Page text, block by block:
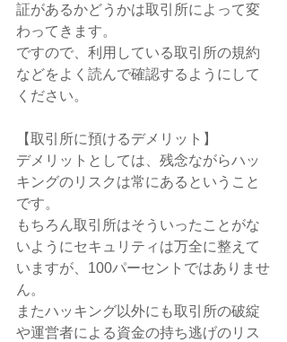
証があるかどうかは取引所によって変
わってきます。
ですので、利用している取引所の規約
などをよく読んで確認するようにして
ください。
【取引所に預けるデメリット】
デメリットとしては、残念ながらハッ
キングのリスクは常にあるということ
です。
もちろん取引所はそういったことがな
いようにセキュリティは万全に整えて
いますが、100パーセントではありませ
ん。
またハッキング以外にも取引所の破綻
や運営者による資金の持ち逃げのリス